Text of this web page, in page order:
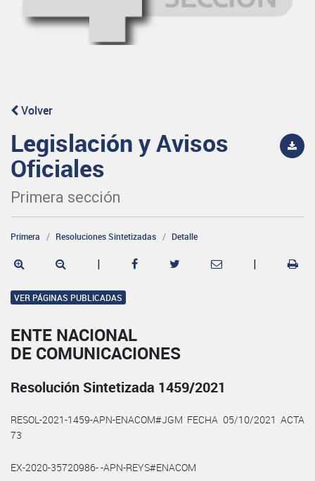
Volver
Legislación y Avisos
Oficiales
Primera sección
Primera Resoluciones Sintetizadas Detalle
| |
VER PÁGINAS PUBLICADAS
ENTE NACIONAL
DE COMUNICACIONES
Resolución Sintetizada 1459/2021
RESOL-2021-1459-APN-ENACOM#JGM FECHA 05/10/2021 ACTA
73
EX-2020-35720986- -APN-REYS#ENACOM